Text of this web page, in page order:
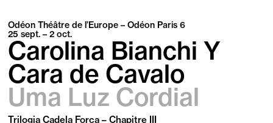
Odéon Théâtre de l’Europe – Odéon Paris 6
25sept. – 2oct.
Carolina Bianchi Y
Cara de Cavalo
Uma Luz Cordial
Trilogia Cadela Força – Chapitre III